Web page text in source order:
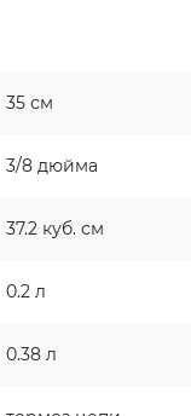
35 см
3/8 дюйма
37.2 куб. см
0.2 л
0.38 л